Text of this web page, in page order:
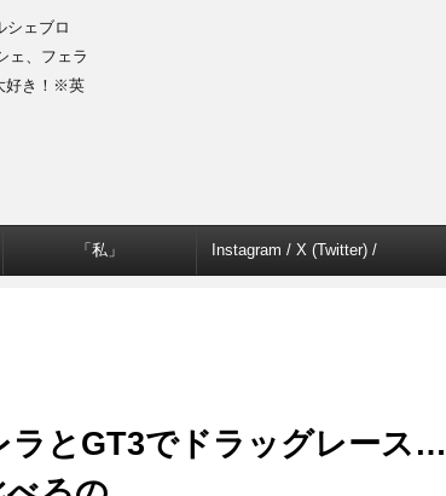
シェブロ
ェ、フェラ
好き！※英
「私」 Instagram / X (Twitter) /
ラとGT3でドラッグレース…